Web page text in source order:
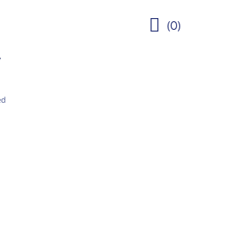
(0)